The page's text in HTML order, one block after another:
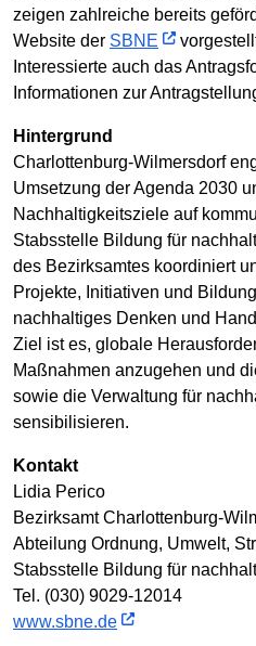
zeigen zahlreiche bereits
Website der SBNE
Interessierte auch das
Informationen zur
Hintergrund
Charlottenburg-Wilmersdorf
Umsetzung der Agenda 2030
Nachhaltigkeitsziele auf
Stabsstelle Bildung für
des Bezirksamtes koordiniert
Projekte, Initiativen und
nachhaltiges Denken und
Ziel ist es, globale
Maßnahmen anzugehen und
sowie die Verwaltung für
sensibilisieren.
Kontakt
Lidia Perico
Bezirksamt Charlottenburg-
Abteilung Ordnung, Umwelt,
Stabsstelle Bildung für
Tel. (030) 9029-12014
www.sbne.de